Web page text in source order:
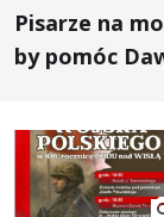
Pisarze na
by pomóc